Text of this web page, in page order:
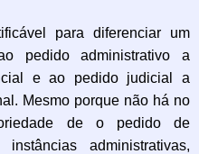
para diferenciar um
pedido administrativo a
e ao pedido judicial a
Mesmo porque não há no
de o pedido de
administrativas,